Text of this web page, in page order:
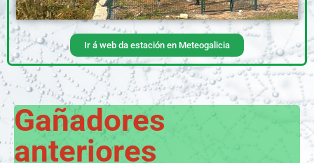
Ir á web da estación en Meteogalicia
Gañadores
anteriores